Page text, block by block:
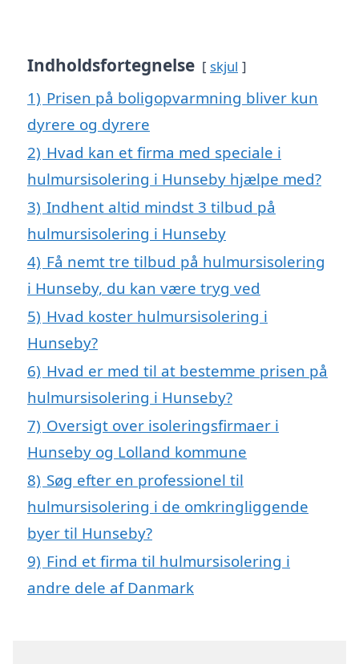
Indholdsfortegnelse skjul
1) Prisen på boligopvarmning bliver kun
dyrere og dyrere
2) Hvad kan et firma med speciale i
hulmursisolering i Hunseby hjælpe med?
3) Indhent altid mindst 3 tilbud på
hulmursisolering i Hunseby
4) Få nemt tre tilbud på hulmursisolering
i Hunseby, du kan være tryg ved
5) Hvad koster hulmursisolering i
Hunseby?
6) Hvad er med til at bestemme prisen på
hulmursisolering i Hunseby?
7) Oversigt over isoleringsfirmaer i
Hunseby og Lolland kommune
8) Søg efter en professionel til
hulmursisolering i de omkringliggende
byer til Hunseby?
9) Find et firma til hulmursisolering i
andre dele af Danmark